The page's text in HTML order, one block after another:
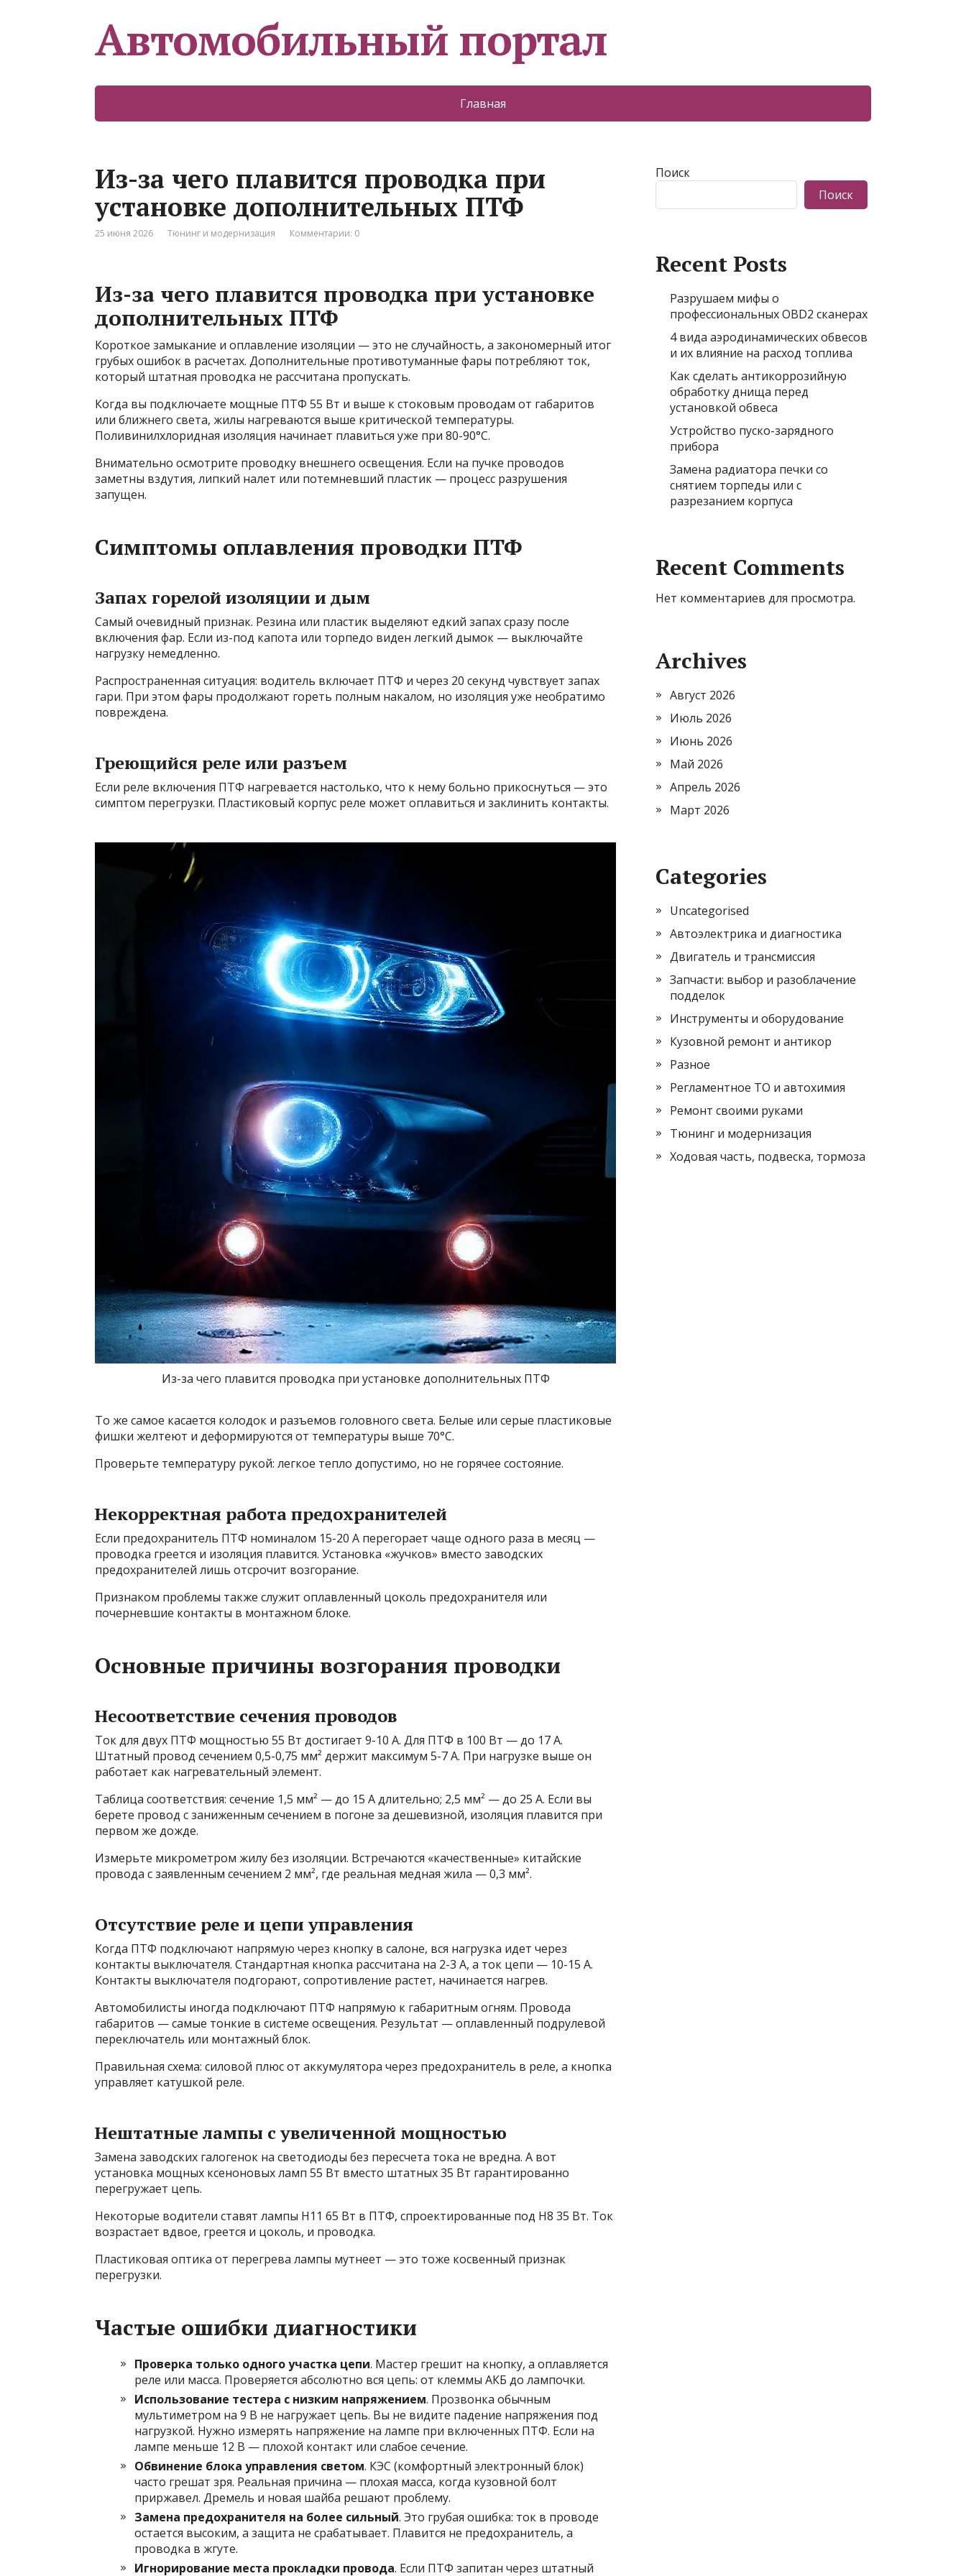
Автомобильный портал
Главная
Из-за чего плавится проводка при
установке дополнительных ПТФ
25 июня 2026 Тюнинг и модернизация Комментарии: 0
Из-за чего плавится проводка при установке
дополнительных ПТФ
Короткое замыкание и оплавление изоляции — это не случайность, а закономерный итог
грубых ошибок в расчетах. Дополнительные противотуманные фары потребляют ток,
который штатная проводка не рассчитана пропускать.
Когда вы подключаете мощные ПТФ 55 Вт и выше к стоковым проводам от габаритов
или ближнего света, жилы нагреваются выше критической температуры.
Поливинилхлоридная изоляция начинает плавиться уже при 80-90°C.
Внимательно осмотрите проводку внешнего освещения. Если на пучке проводов
заметны вздутия, липкий налет или потемневший пластик — процесс разрушения
запущен.
Симптомы оплавления проводки ПТФ
Запах горелой изоляции и дым
Самый очевидный признак. Резина или пластик выделяют едкий запах сразу после
включения фар. Если из-под капота или торпедо виден легкий дымок — выключайте
нагрузку немедленно.
Распространенная ситуация: водитель включает ПТФ и через 20 секунд чувствует запах
гари. При этом фары продолжают гореть полным накалом, но изоляция уже необратимо
повреждена.
Греющийся реле или разъем
Если реле включения ПТФ нагревается настолько, что к нему больно прикоснуться — это
симптом перегрузки. Пластиковый корпус реле может оплавиться и заклинить контакты.
Из-за чего плавится проводка при установке дополнительных ПТФ
То же самое касается колодок и разъемов головного света. Белые или серые пластиковые
фишки желтеют и деформируются от температуры выше 70°C.
Проверьте температуру рукой: легкое тепло допустимо, но не горячее состояние.
Некорректная работа предохранителей
Если предохранитель ПТФ номиналом 15-20 А перегорает чаще одного раза в месяц —
проводка греется и изоляция плавится. Установка «жучков» вместо заводских
предохранителей лишь отсрочит возгорание.
Признаком проблемы также служит оплавленный цоколь предохранителя или
почерневшие контакты в монтажном блоке.
Основные причины возгорания проводки
Несоответствие сечения проводов
Ток для двух ПТФ мощностью 55 Вт достигает 9-10 А. Для ПТФ в 100 Вт — до 17 А.
Штатный провод сечением 0,5-0,75 мм² держит максимум 5-7 А. При нагрузке выше он
работает как нагревательный элемент.
Таблица соответствия: сечение 1,5 мм² — до 15 А длительно; 2,5 мм² — до 25 А. Если вы
берете провод с заниженным сечением в погоне за дешевизной, изоляция плавится при
первом же дожде.
Измерьте микрометром жилу без изоляции. Встречаются «качественные» китайские
провода с заявленным сечением 2 мм², где реальная медная жила — 0,3 мм².
Отсутствие реле и цепи управления
Когда ПТФ подключают напрямую через кнопку в салоне, вся нагрузка идет через
контакты выключателя. Стандартная кнопка рассчитана на 2-3 А, а ток цепи — 10-15 А.
Контакты выключателя подгорают, сопротивление растет, начинается нагрев.
Автомобилисты иногда подключают ПТФ напрямую к габаритным огням. Провода
габаритов — самые тонкие в системе освещения. Результат — оплавленный подрулевой
переключатель или монтажный блок.
Правильная схема: силовой плюс от аккумулятора через предохранитель в реле, а кнопка
управляет катушкой реле.
Нештатные лампы с увеличенной мощностью
Замена заводских галогенок на светодиоды без пересчета тока не вредна. А вот
установка мощных ксеноновых ламп 55 Вт вместо штатных 35 Вт гарантированно
перегружает цепь.
Некоторые водители ставят лампы H11 65 Вт в ПТФ, спроектированные под H8 35 Вт. Ток
возрастает вдвое, греется и цоколь, и проводка.
Пластиковая оптика от перегрева лампы мутнеет — это тоже косвенный признак
перегрузки.
Частые ошибки диагностики
Проверка только одного участка цепи. Мастер грешит на кнопку, а оплавляется
реле или масса. Проверяется абсолютно вся цепь: от клеммы АКБ до лампочки.
Использование тестера с низким напряжением. Прозвонка обычным
мультиметром на 9 В не нагружает цепь. Вы не видите падение напряжения под
нагрузкой. Нужно измерять напряжение на лампе при включенных ПТФ. Если на
лампе меньше 12 В — плохой контакт или слабое сечение.
Обвинение блока управления светом. КЭС (комфортный электронный блок)
часто грешат зря. Реальная причина — плохая масса, когда кузовной болт
приржавел. Дремель и новая шайба решают проблему.
Замена предохранителя на более сильный. Это грубая ошибка: ток в проводе
остается высоким, а защита не срабатывает. Плавится не предохранитель, а
проводка в жгуте.
Игнорирование места прокладки провода. Если ПТФ запитан через штатный
Поиск
Поиск
Recent Posts
Разрушаем мифы о
профессиональных OBD2 сканерах
4 вида аэродинамических обвесов
и их влияние на расход топлива
Как сделать антикоррозийную
обработку днища перед
установкой обвеса
Устройство пуско-зарядного
прибора
Замена радиатора печки со
снятием торпеды или с
разрезанием корпуса
Recent Comments
Нет комментариев для просмотра.
Archives
Август 2026
Июль 2026
Июнь 2026
Май 2026
Апрель 2026
Март 2026
Categories
Uncategorised
Автоэлектрика и диагностика
Двигатель и трансмиссия
Запчасти: выбор и разоблачение
подделок
Инструменты и оборудование
Кузовной ремонт и антикор
Разное
Регламентное ТО и автохимия
Ремонт своими руками
Тюнинг и модернизация
Ходовая часть, подвеска, тормоза